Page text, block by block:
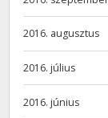
2016. augusztus
2016. július
2016. június